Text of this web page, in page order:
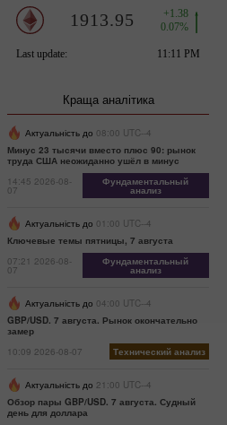
Краща аналітика
Актуальність до 08:00 UTC--4
Минус 23 тысячи вместо плюс 90: рынок
труда США неожиданно ушёл в минус
14:45 2026-08-
07
Фундаментальный
анализ
Актуальність до 01:00 UTC--4
Ключевые темы пятницы, 7 августа
07:21 2026-08-
07
Фундаментальный
анализ
Актуальність до 04:00 UTC--4
GBP/USD. 7 августа. Рынок окончательно
замер
10:09 2026-08-07
Технический анализ
Актуальність до 21:00 UTC--4
Обзор пары GBP/USD. 7 августа. Судный
день для доллара